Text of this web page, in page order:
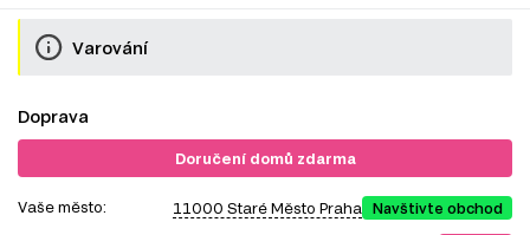
Varování
Doprava
Doručení domů zdarma
Vaše město: 11000 Staré Město Praha Navštivte obchod